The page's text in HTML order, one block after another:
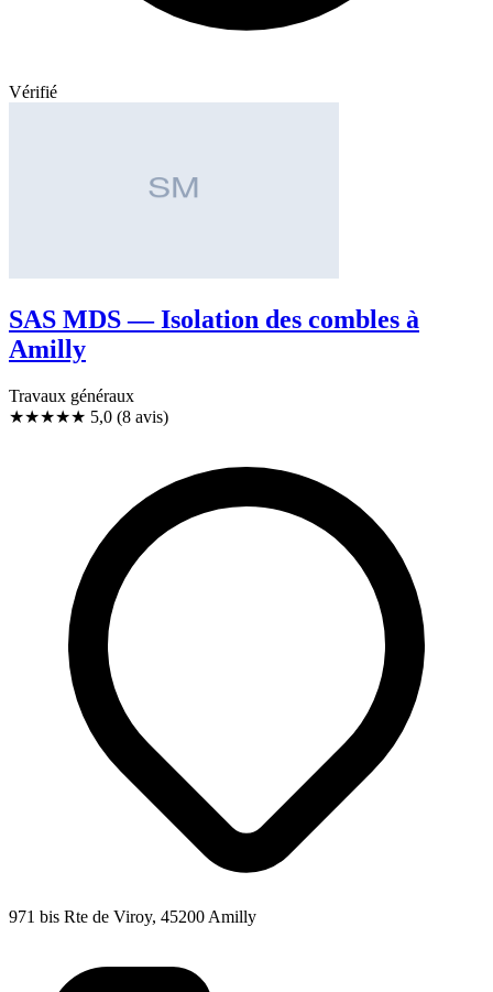
Vérifié
SAS MDS — Isolation des combles à
Amilly
Travaux généraux
★★★★★ 5,0 (8 avis)
971 bis Rte de Viroy, 45200 Amilly